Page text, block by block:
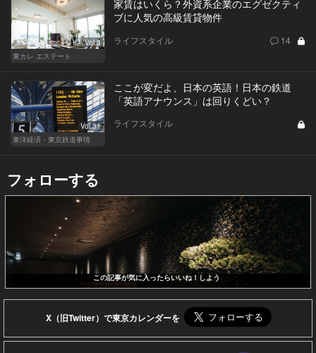
Vol.3
東カレ エステート
家賃はいくら？外資系企業のエグゼクティ
ブに人気の高級賃貸物件
ライフスタイル 14
Vol.31
東洋経済・東京鉄道事情
ここが変だよ、日本の英語！日本の鉄道
「英語アナウンス」は回りくどい？
ライフスタイル
フォローする
この記事が気に入ったらいいね！しよう
X（旧Twitter）で東京カレンダーを